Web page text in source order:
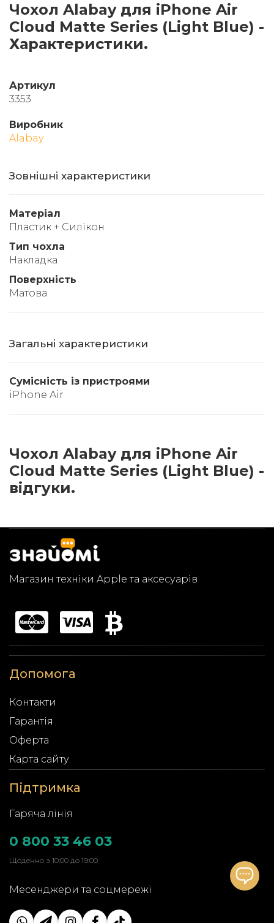
Чохол Alabay для iPhone Air
Cloud Matte Series (Light Blue) -
Характеристики.
Артикул
3353
Виробник
Alabay
Зовнішні характеристики
Матеріал
Пластик + Силікон
Тип чохла
Накладка
Поверхність
Матова
Загальні характеристики
Сумісність із пристроями
iPhone Air
Чохол Alabay для iPhone Air
Cloud Matte Series (Light Blue) -
відгуки.
Магазин техніки Apple та аксесуарів
Допомога
Контакти
Гарантія
Оферта
Карта сайту
Підтримка
Гаряча лінія
0 800 33 46 03
Щоденно з 10:00 до 19:00
Месенджери та соцмережі